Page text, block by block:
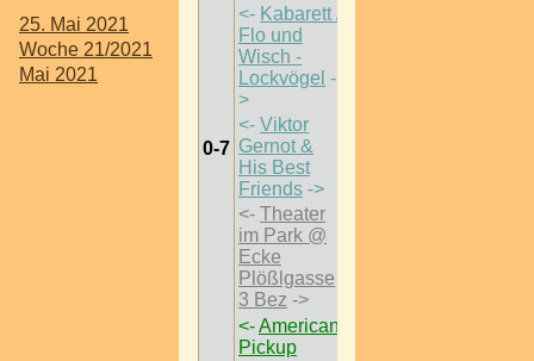
25. Mai 2021
Woche 21/2021
Mai 2021
0-7
<- Kabarett /
Flo und
Wisch -
Lockvögel -
>
<- Viktor
Gernot &
His Best
Friends ->
<- Theater
im Park @
Ecke
Plößlgasse
3 Bez ->
<-American
Pickup